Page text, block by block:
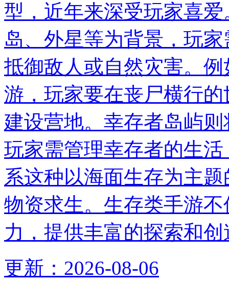
型，近年来深受玩家喜
岛、外星等为背景，玩
抵御敌人或自然灾害。
游，玩家要在丧尸横行
建设营地。幸存者岛屿
玩家需管理幸存者的生
系这种以海面生存为主
物资求生。生存类手游
力，提供丰富的探索和
更新： 2026-08-06